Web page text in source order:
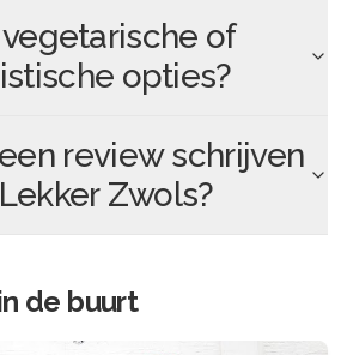
of
opties?
review schrijven
Lekker Zwols?
de buurt